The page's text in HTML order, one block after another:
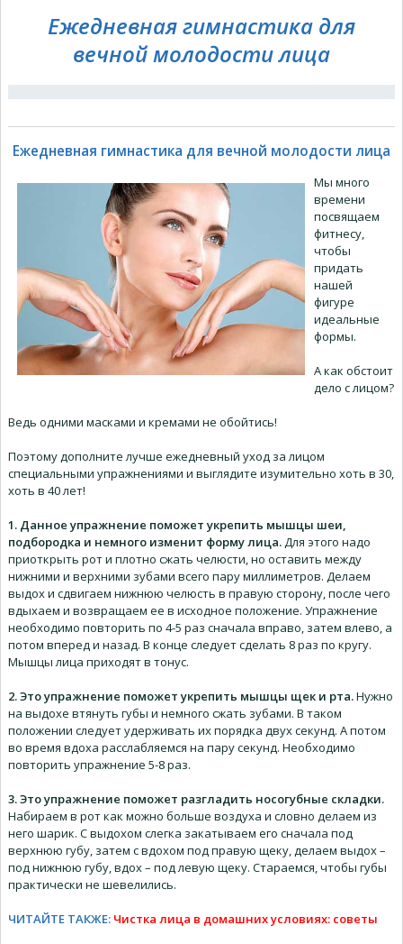
Ежедневная гимнастика для
вечной молодости лица
Ежедневная гимнастика для вечной молодости лица
Мы много
времени
посвящаем
фитнесу,
чтобы
придать
нашей
фигуре
идеальные
формы.
А как обстоит
дело с лицом?
Ведь одними масками и кремами не обойтись!
Поэтому дополните лучше ежедневный уход за лицом
специальными упражнениями и выглядите изумительно хоть в 30,
хоть в 40 лет!
1. Данное упражнение поможет укрепить мышцы шеи,
подбородка и немного изменит форму лица.Для этого надо
приоткрыть рот и плотно сжать челюсти, но оставить между
нижними и верхними зубами всего пару миллиметров. Делаем
выдох и сдвигаем нижнюю челюсть в правую сторону, после чего
вдыхаем и возвращаем ее в исходное положение. Упражнение
необходимо повторить по 4-5 раз сначала вправо, затем влево, а
потом вперед и назад. В конце следует сделать 8 раз по кругу.
Мышцы лица приходят в тонус.
2. Это упражнение поможет укрепить мышцы щек и рта.Нужно
на выдохе втянуть губы и немного сжать зубами. В таком
положении следует удерживать их порядка двух секунд. А потом
во время вдоха расслабляемся на пару секунд. Необходимо
повторить упражнение 5-8 раз.
3. Это упражнение поможет разгладить носогубные складки.
Набираем в рот как можно больше воздуха и словно делаем из
него шарик. С выдохом слегка закатываем его сначала под
верхнюю губу, затем с вдохом под правую щеку, делаем выдох –
под нижнюю губу, вдох – под левую щеку. Стараемся, чтобы губы
практически не шевелились.
ЧИТАЙТЕ ТАКЖЕ: Чистка лица в домашних условиях: советы